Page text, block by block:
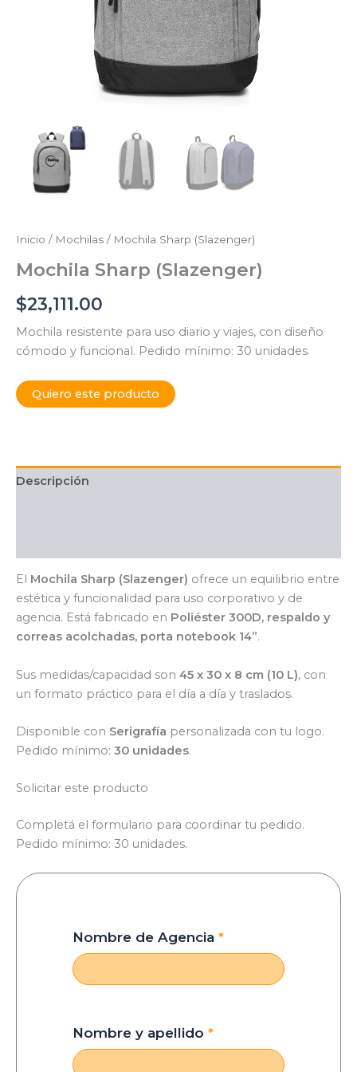
Inicio / Mochilas / Mochila Sharp (Slazenger)
Mochila Sharp (Slazenger)
$23,111.00
Mochila resistente para uso diario y viajes, con diseño
cómodo y funcional. Pedido mínimo: 30 unidades.
Quiero este producto
Descripción
El Mochila Sharp (Slazenger) ofrece un equilibrio entre
estética y funcionalidad para uso corporativo y de
agencia. Está fabricado en Poliéster 300D, respaldo y
correas acolchadas, porta notebook 14”.
Sus medidas/capacidad son 45 x 30 x 8 cm (10 L), con
un formato práctico para el día a día y traslados.
Disponible con Serigrafía personalizada con tu logo.
Pedido mínimo: 30 unidades.
Solicitar este producto
Completá el formulario para coordinar tu pedido.
Pedido mínimo: 30 unidades.
Nombre de Agencia *
Nombre y apellido *